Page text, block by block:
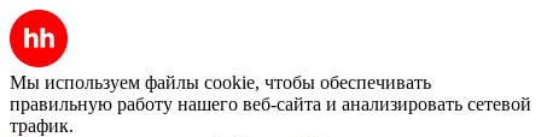
Мы используем файлы cookie, чтобы обеспечивать
правильную работу нашего веб-сайта и анализировать сетевой
трафик.